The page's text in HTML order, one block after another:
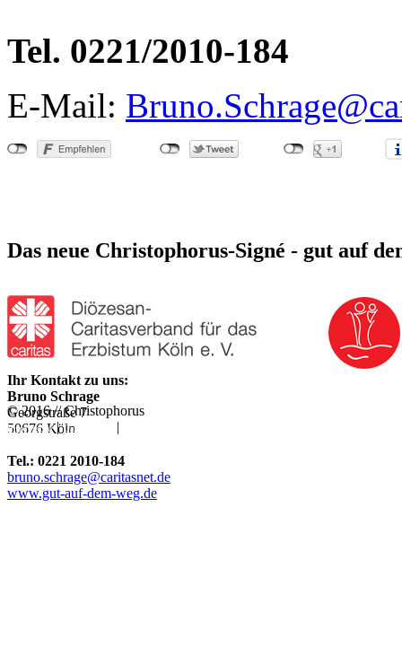
Tel. 0221/2010-184
E-Mail:
Das neue Christophorus-Signé - gut auf
Ihr Kontakt zu uns:
Bruno Schrage
Georgstraße 7
50676 Köln
Tel.: 0221 2010-184
bruno.schrage@caritasnet.de
www.gut-auf-dem-weg.de
© 2016 // Christophorus
Impressum|Datenschutz |